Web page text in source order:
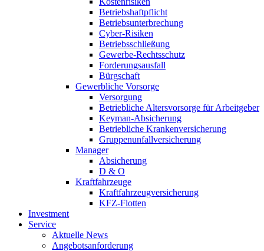
Betriebshaftpflicht
Betriebsunterbrechung
Cyber-Risiken
Betriebsschließung
Gewerbe-Rechtsschutz
Forderungsausfall
Bürgschaft
Gewerbliche Vorsorge
Versorgung
Betriebliche Altersvorsorge für Arbeitgeber
Keyman-Absicherung
Betriebliche Krankenversicherung
Gruppenunfallversicherung
Manager
Absicherung
D & O
Kraftfahrzeuge
Kraftfahrzeugversicherung
KFZ-Flotten
Investment
Service
Aktuelle News
Angebotsanforderung